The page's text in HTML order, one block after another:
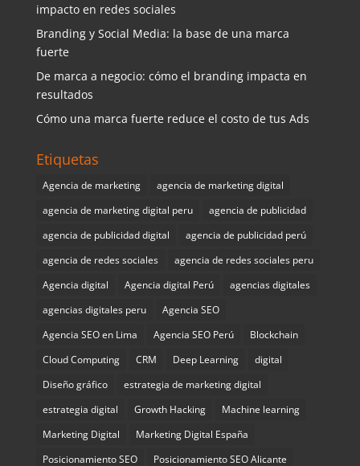
impacto en redes sociales
Branding y Social Media: la base de una marca
fuerte
De marca a negocio: cómo el branding impacta en
resultados
Cómo una marca fuerte reduce el costo de tus Ads
Etiquetas
Agencia de marketing
agencia de marketing digital
agencia de marketing digital peru
agencia de publicidad
agencia de publicidad digital
agencia de publicidad perú
agencia de redes sociales
agencia de redes sociales peru
Agencia digital
Agencia digital Perú
agencias digitales
agencias digitales peru
Agencia SEO
Agencia SEO en Lima
Agencia SEO Perú
Blockchain
Cloud Computing
CRM Deep Learning
digital
Diseño gráfico
estrategia de marketing digital
estrategia digital
Growth Hacking
Machine learning
Marketing Digital
Marketing Digital España
Posicionamiento SEO
Posicionamiento SEO Alicante